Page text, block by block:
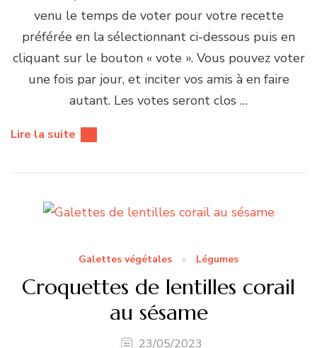
venu le temps de voter pour votre recette
préférée en la sélectionnant ci-dessous puis en
cliquant sur le bouton « vote ». Vous pouvez voter
une fois par jour, et inciter vos amis à en faire
autant. Les votes seront clos …
Lire la suite
Galettes végétales Légumes
Croquettes de lentilles corail
au sésame
23/05/2023